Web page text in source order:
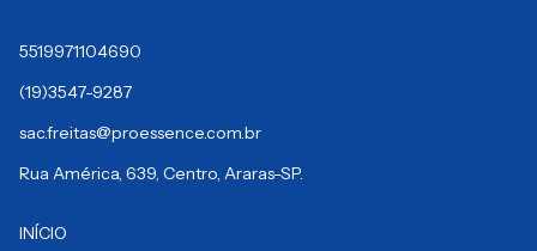
5519971104690
(19)3547-9287
sac.freitas@proessence.com.br
Rua América, 639, Centro, Araras-SP.
INÍCIO